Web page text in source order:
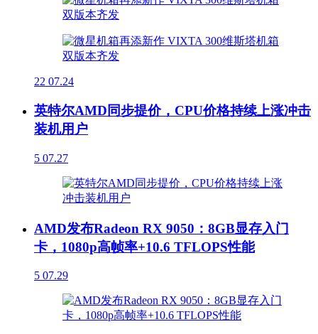
22 07.24
英特尔AMD同步提价，CPU价格持续上涨冲击
装机用户
5 07.27
AMD发布Radeon RX 9050：8GB显存入门
卡，1080p高帧率+10.6 TFLOPS性能
5 07.29